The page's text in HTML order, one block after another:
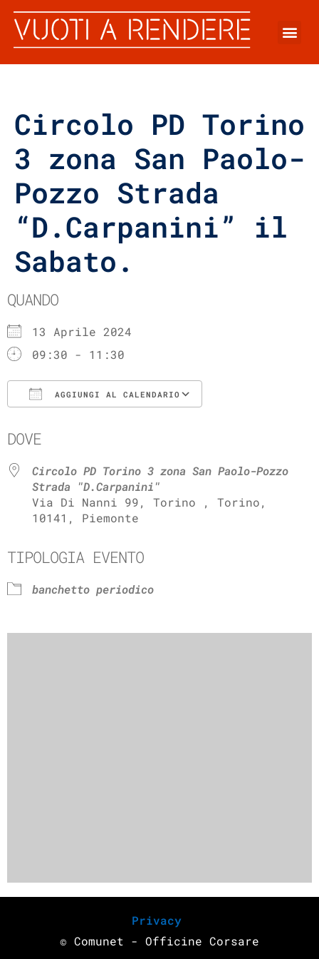
Circolo PD Torino
3 zona San Paolo-
Pozzo Strada
“D.Carpanini” il
Sabato.
QUANDO
13 Aprile 2024
09:30 - 11:30
AGGIUNGI AL CALENDARIO
DOVE
Circolo PD Torino 3 zona San Paolo-Pozzo
Strada "D.Carpanini"
Via Di Nanni 99, Torino , Torino,
10141, Piemonte
TIPOLOGIA EVENTO
banchetto periodico
Privacy
© Comunet - Officine Corsare